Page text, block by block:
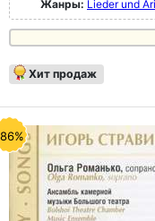
Жанры: Lieder und
Хит продаж